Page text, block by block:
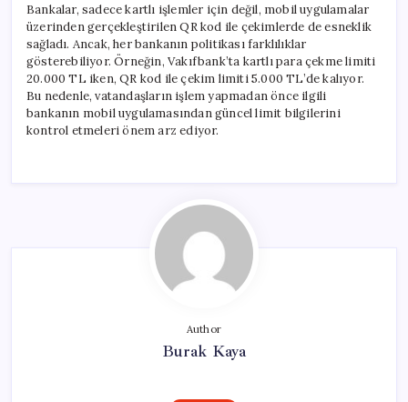
Bankalar, sadece kartlı işlemler için değil, mobil uygulamalar
üzerinden gerçekleştirilen QR kod ile çekimlerde de esneklik
sağladı. Ancak, her bankanın politikası farklılıklar
gösterebiliyor. Örneğin, Vakıfbank’ta kartlı para çekme limiti
20.000 TL iken, QR kod ile çekim limiti 5.000 TL’de kalıyor.
Bu nedenle, vatandaşların işlem yapmadan önce ilgili
bankanın mobil uygulamasından güncel limit bilgilerini
kontrol etmeleri önem arz ediyor.
Author
Burak Kaya